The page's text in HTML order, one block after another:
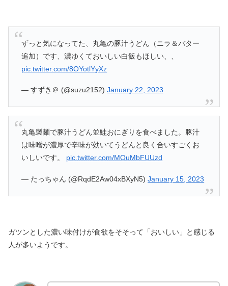
ずっと気になってた、丸亀の豚汁うどん（ニラ＆バター
追加）です、濃ゆくておいしい白飯もほしい、、
pic.twitter.com/8OYotlYyXz
— すずき＠ (@suzu2152)January 22, 2023
丸亀製麺で豚汁うどん並鮭おにぎりを食べました。豚汁
は味噌が濃厚で辛味が効いてうどんと良く合いすごくお
いしいです。 pic.twitter.com/MOuMbFUUzd
— たっちゃん (@RqdE2Aw04xBXyN5)January 15, 2023
ガツンとした濃い味付けが食欲をそそって「おいしい」と感じる
人が多いようです。